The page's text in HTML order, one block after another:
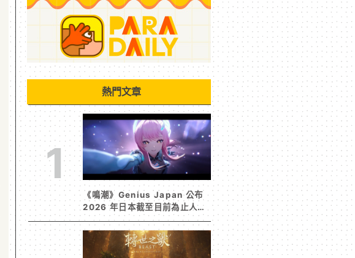
熱門文章
1
《鳴潮》Genius Japan 公布
2026 年日本截至目前為止人氣
歌單《遠航星的告別》&《自無
垠處歸航之星》入榜